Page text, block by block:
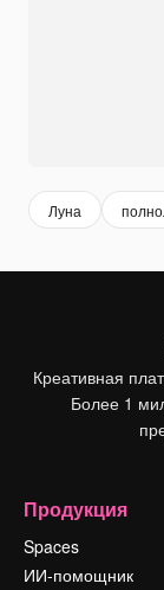
Луна
Креативная
Более 1
Продукция
Spaces
ИИ-помощник